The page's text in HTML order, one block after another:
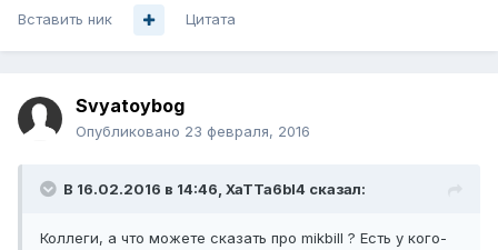
Вставить ник Цитата
Svyatoybog
Опубликовано 23 февраля, 2016
В 16.02.2016 в 14:46, XaTTa6bl4 сказал:
Коллеги, а что можете сказать про mikbill ? Есть у кого-